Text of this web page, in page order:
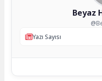
Beyaz
Yazı Sayısı